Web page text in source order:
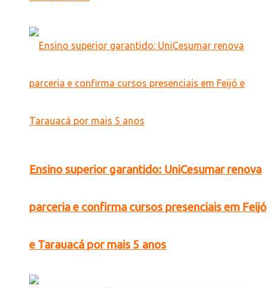
Ensino superior garantido: UniCesumar renova
parceria e confirma cursos presenciais em Feijó
e Tarauacá por mais 5 anos